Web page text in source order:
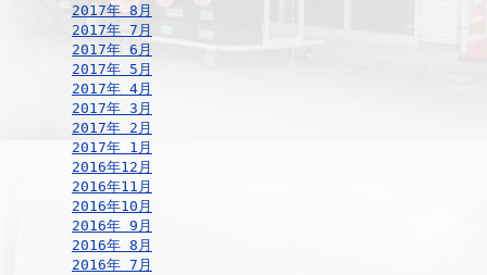
2017年 8月
2017年 7月
2017年 6月
2017年 5月
2017年 4月
2017年 3月
2017年 2月
2017年 1月
2016年12月
2016年11月
2016年10月
2016年 9月
2016年 8月
2016年 7月